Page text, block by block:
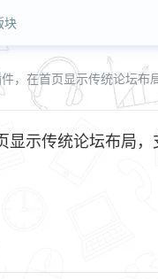
块
示传统论坛布局